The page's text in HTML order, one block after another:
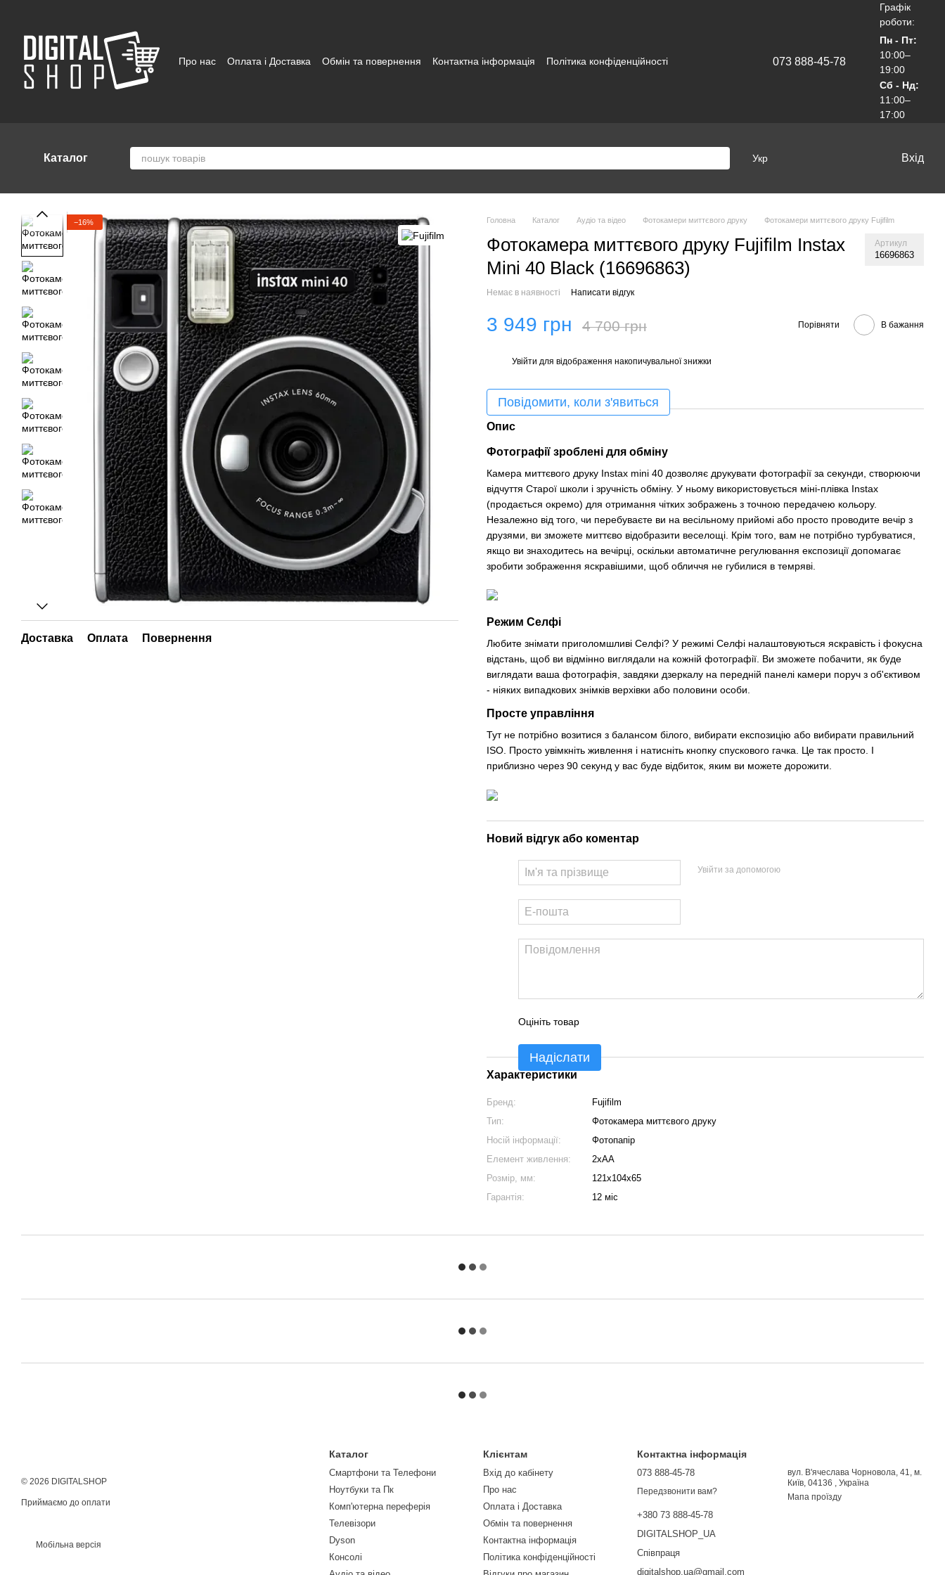
Про нас Оплата і Доставка Обмін та повернення Контактна інформація
Політика конфіденційності
073 888-45-78
Графік
роботи:
Пн - Пт:
10:00–
19:00
Сб - Нд:
11:00–
17:00
Каталог Укр Вхід
−16%
Доставка Оплата Повернення
Головна Каталог Аудіо та відео Фотокамери миттєвого друку Фотокамери миттєвого друку Fujifilm
Фотокамера миттєвого друку Fujifilm Instax
Mini 40 Black (16696863)
Артикул
16696863
Немає в наявності Написати відгук
3 949 грн 4 700 грн Порівняти В бажання
Увійти для відображення накопичувальної знижки
Повідомити, коли з'явиться
Опис
Фотографії зроблені для обміну
Камера миттєвого друку Instax mini 40 дозволяє друкувати фотографії за секунди, створюючи
відчуття Старої школи і зручність обміну. У ньому використовується міні-плівка Instax
(продається окремо) для отримання чітких зображень з точною передачею кольору.
Незалежно від того, чи перебуваєте ви на весільному прийомі або просто проводите вечір з
друзями, ви зможете миттєво відобразити веселощі. Крім того, вам не потрібно турбуватися,
якщо ви знаходитесь на вечірці, оскільки автоматичне регулювання експозиції допомагає
зробити зображення яскравішими, щоб обличчя не губилися в темряві.
Режим Селфі
Любите знімати приголомшливі Селфі? У режимі Селфі налаштовуються яскравість і фокусна
відстань, щоб ви відмінно виглядали на кожній фотографії. Ви зможете побачити, як буде
виглядати ваша фотографія, завдяки дзеркалу на передній панелі камери поруч з об'єктивом
- ніяких випадкових знімків верхівки або половини особи.
Просте управління
Тут не потрібно возитися з балансом білого, вибирати експозицію або вибирати правильний
ISO. Просто увімкніть живлення і натисніть кнопку спускового гачка. Це так просто. І
приблизно через 90 секунд у вас буде відбиток, яким ви можете дорожити.
Новий відгук або коментар
Увійти за допомогою
Оцініть товар
Надіслати
Характеристики
Бренд:
Fujifilm
Тип:
Фотокамера миттєвого друку
Носій інформації:
Фотопапір
Елемент живлення:
2xAA
Розмір, мм:
121х104х65
Гарантія:
12 міс
© 2026 DIGITALSHOP
Приймаємо до оплати
Мобільна версія
Каталог
Смартфони та Телефони
Ноутбуки та Пк
Комп'ютерна переферія
Телевізори
Dyson
Консолі
Клієнтам
Вхід до кабінету
Про нас
Оплата і Доставка
Обмін та повернення
Контактна інформація
Політика конфіденційності
Контактна інформація
073 888-45-78
Передзвонити вам?
+380 73 888-45-78
DIGITALSHOP_UA
Співпраця
digitalshop.ua@gmail.com
вул. В'ячеслава Чорновола, 41, м.
Київ, 04136 , Україна
Мапа проїзду